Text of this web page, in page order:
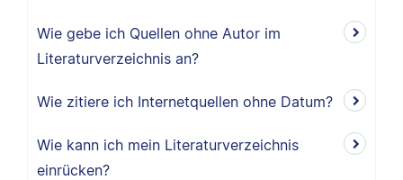
Wie gebe ich Quellen ohne Autor im
Literaturverzeichnis an?
Wie zitiere ich Internetquellen ohne Datum?
Wie kann ich mein Literaturverzeichnis
einrücken?